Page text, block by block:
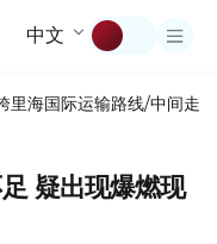
中文
里海国际运输路线/中间走廊
疑出现爆燃现